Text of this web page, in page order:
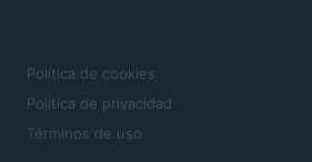
Política de cookies
Política de privacidad
Términos de uso